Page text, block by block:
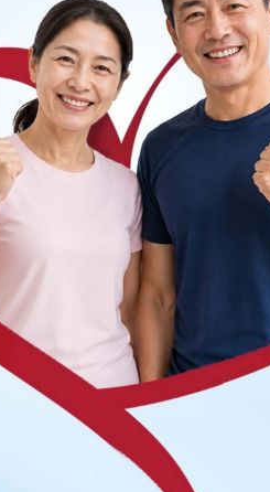
chết vì Ebola
phân, chất nôn) từ một
và thiết bị y tế) bị nhiễm
(thông qua quan hệ tình dục
số chất dịch cơ thể (bao
cả khi họ không còn có triệu
nhân bị nghi ngờ hoặc đã
bệnh nhân, đặc biệt, khả năng
nhiễm trùng không được thực